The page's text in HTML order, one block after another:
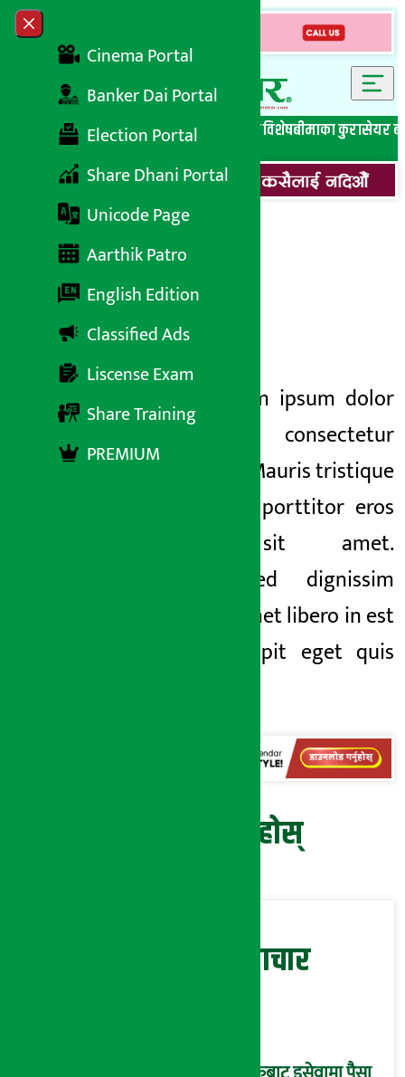
Skip to content
Close menu
Cinema Portal
Banker Dai Portal
Election Portal
Share Dhani Portal
Unicode Page
Aarthik Patro
English Edition
Classified Ads
Liscense Exam
Share Training
PREMIUM
सबै समाचारबेथिति मुर्दाबादबैंकिङ विशेष लघुवित्त विशेषबीमाका कुरासेयर
Test Ad
अर्थ सरोकार २६ बैशाख २०८२, शुक्रबार २२:४५
अर्थ सरोकार
२६ बैशाख २०८२, शुक्र
Elit nesciuLorem ipsum dolor
sit amet, consectetur
adipiscing elit. Mauris tristique
odio nulla, vel porttitor eros
bibendum sit amet.
Vestibulum sed dignissim
dolor. Sed sit amet libero in est
imperdiet suscipit eget quis
प्रतिक्रिया दिनुहोस्
सम्बन्धित समाचार